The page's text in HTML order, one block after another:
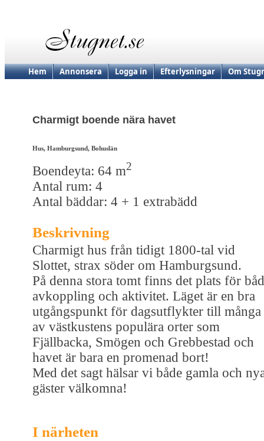
Hem Annonsera Logga in Efterlysningar Om
Charmigt boende nära havet
Hus, Hamburgsund, Bohuslän
Boendeyta: 64 m2
Antal rum: 4
Antal bäddar: 4 + 1 extrabädd
Beskrivning
Charmigt hus från tidigt 1800-tal vid
Slottet, strax söder om Hamburgsund.
På denna stora tomt finns det plats för
avkoppling och aktivitet. Läget är en bra
utgångspunkt för dagsutflykter till många
av västkustens populära orter som
Fjällbacka, Smögen och Grebbestad och
havet är bara en promenad bort!
Med det sagt hälsar vi både gamla och
gäster välkomna!
I närheten